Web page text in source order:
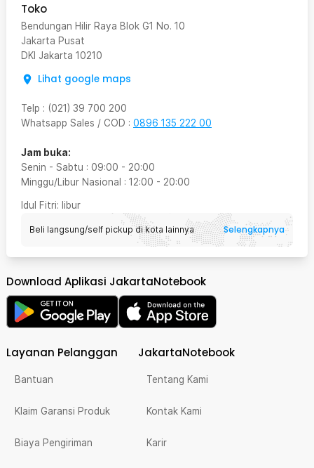
Toko
Bendungan Hilir Raya Blok G1 No. 10
Jakarta Pusat
DKI Jakarta 10210
Lihat google maps
Telp : (021) 39 700 200
Whatsapp Sales / COD : 0896 135 222 00
Jam buka:
Senin - Sabtu : 09:00 - 20:00
Minggu/Libur Nasional : 12:00 - 20:00
Idul Fitri: libur
Beli langsung/self pickup di kota lainnya Selengkapnya
Download Aplikasi JakartaNotebook
Layanan Pelanggan
Bantuan
Klaim Garansi Produk
Biaya Pengiriman
JakartaNotebook
Tentang Kami
Kontak Kami
Karir